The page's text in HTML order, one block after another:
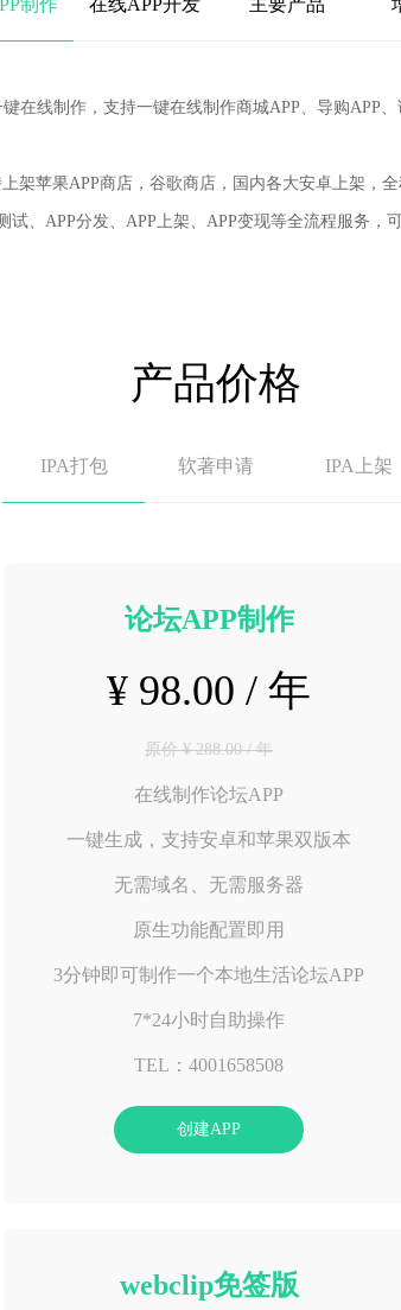
制作 在线APP开发 主要产品
线制作，支持一键在线制作商城APP、导购APP
苹果APP商店，谷歌商店，国内各大安卓上架，全
APP分发、APP上架、APP变现等全流程服务，
产品价格
IPA打包 软著申请 IPA上架
论坛APP制作
¥ 98.00 / 年
原价 ¥ 288.00 / 年
在线制作论坛APP
一键生成，支持安卓和苹果双版本
无需域名、无需服务器
原生功能配置即用
3分钟即可制作一个本地生活论坛APP
7*24小时自助操作
TEL：4001658508
创建APP
webclip免签版